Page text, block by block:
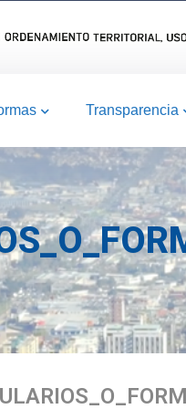
Transparencia